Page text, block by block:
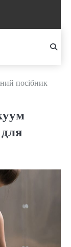
посібник